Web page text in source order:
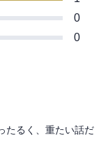
0
0
たるく、重たい話だ